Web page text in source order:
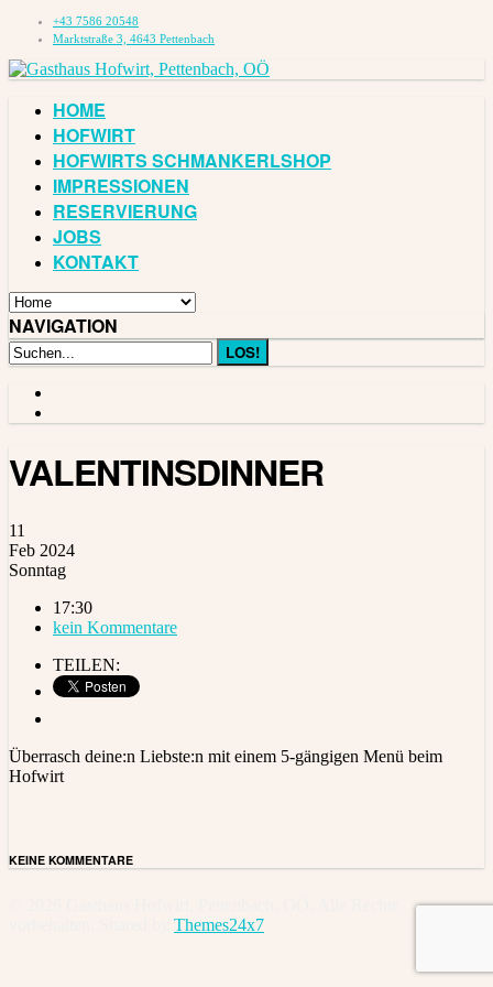
+43 7586 20548
Marktstraße 3, 4643 Pettenbach
HOME
HOFWIRT
HOFWIRTS SCHMANKERLSHOP
IMPRESSIONEN
RESERVIERUNG
JOBS
KONTAKT
NAVIGATION
VALENTINSDINNER
11
Feb 2024
Sonntag
17:30
kein Kommentare
TEILEN:
Überrasch deine:n Liebste:n mit einem 5-gängigen Menü beim
Hofwirt
KEINE KOMMENTARE
Themes24x7